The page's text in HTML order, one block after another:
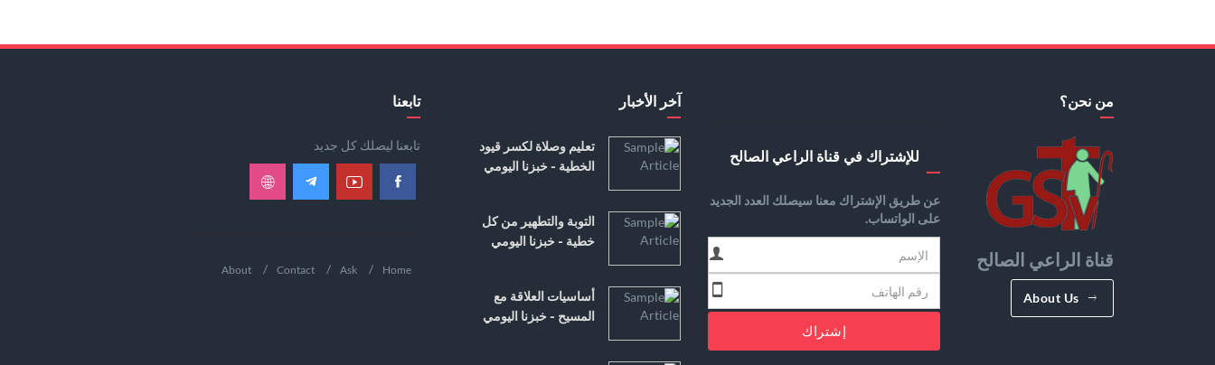
من نحن؟
قناة الراعي الصالح
About Us
للإشتراك في قناة الراعي الصالح
عن طريق الإشتراك معنا سيصلك العدد الجديد
على الواتساب.
إشتراك
آخر الأخبار
تعليم وصلاة لكسر قيود
الخطية - خبزنا اليومي
التوبة والتطهير من كل
خطية - خبزنا اليومي
أساسيات العلاقة مع
المسيح - خبزنا اليومي
تابعنا
تابعنا ليصلك كل جديد
Home
Ask
Contact
About